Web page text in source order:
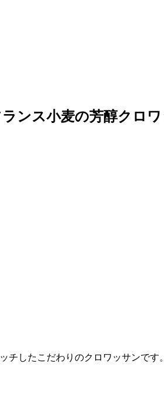
ンス小麦の芳醇クロ
チしたこだわりのクロワッサンです。